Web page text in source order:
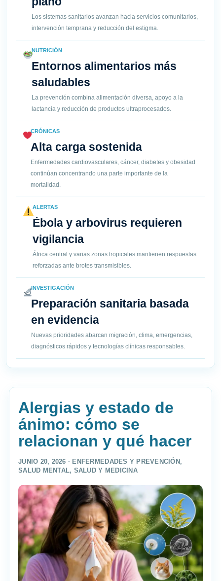
Los sistemas sanitarios avanzan hacia servicios comunitarios,
intervención temprana y reducción del estigma.
NUTRICIÓN
Entornos alimentarios más
saludables
La prevención combina alimentación diversa, apoyo a la
lactancia y reducción de productos ultraprocesados.
CRÓNICAS
Alta carga sostenida
Enfermedades cardiovasculares, cáncer, diabetes y obesidad
continúan concentrando una parte importante de la
mortalidad.
ALERTAS
Ébola y arbovirus requieren
vigilancia
África central y varias zonas tropicales mantienen respuestas
reforzadas ante brotes transmisibles.
INVESTIGACIÓN
Preparación sanitaria basada
en evidencia
Nuevas prioridades abarcan migración, clima, emergencias,
diagnósticos rápidos y tecnologías clínicas responsables.
Alergias y estado de
ánimo: cómo se
relacionan y qué hacer
JUNIO 20, 2026 · ENFERMEDADES Y PREVENCIÓN ,
SALUD MENTAL, SALUD Y MEDICINA